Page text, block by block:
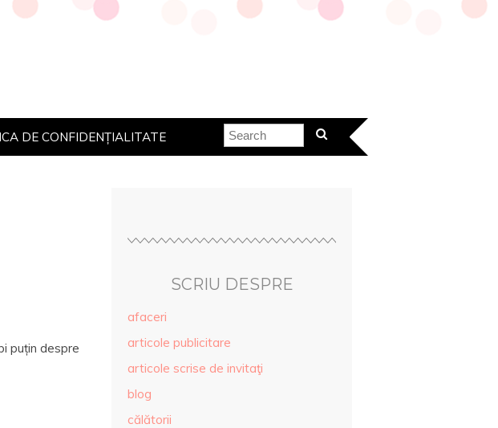
DE CONFIDENȚIALITATE
puțin despre
SCRIU DESPRE
afaceri
articole publicitare
articole scrise de invitaţi
blog
călătorii